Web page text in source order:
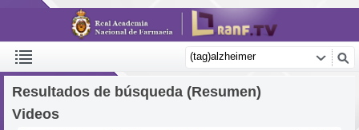
Resultados de búsqueda (Resumen)
Videos